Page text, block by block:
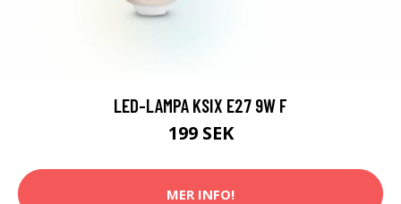
LED-LAMPA KSIX E27 9W F
199 SEK
MER INFO!